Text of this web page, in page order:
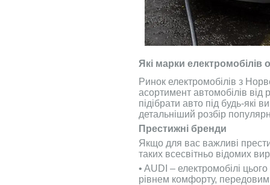
Які марки електромобілів
Ринок електромобілів з
асортимент автомобілів від
підібрати авто під будь-які
детальніший розбір
Престижні бренди
Якщо для вас важливі
таких всесвітньо відомих
• AUDI – електромобілі
рівнем комфорту,